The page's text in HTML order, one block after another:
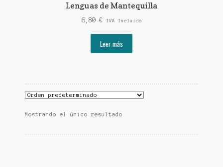
Lenguas de Mantequilla
6,80 € IVA Incluido
Leer más
Mostrando el único resultado